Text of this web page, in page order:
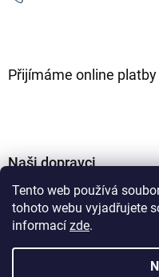
Tento web používá
tohoto webu vyjadřujete
informací zde.
Přijímáme online platby
Naši dopravci